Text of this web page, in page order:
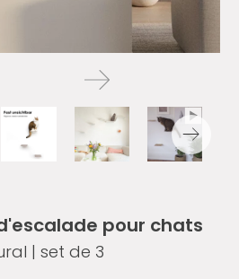
d'escalade pour chats
| set de 3